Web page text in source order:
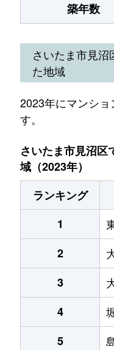
築年数
さいたま市見
た地域
2023年にマンシ
す。
さいたま市見沼区
域（2023年）
ランキング
1
2
3
4
5